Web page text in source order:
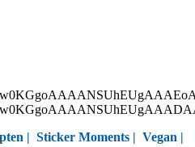
| Sticker Moments | Vegan |